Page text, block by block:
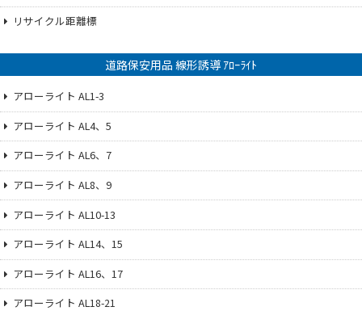
リサイクル距離標
道路保安用品 線形誘導 ｱﾛｰﾗｲﾄ
アローライト AL1-3
アローライト AL4、5
アローライト AL6、7
アローライト AL8、9
アローライト AL10-13
アローライト AL14、15
アローライト AL16、17
アローライト AL18-21